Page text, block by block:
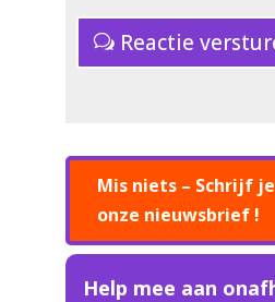
Reactie
Mis niets – Schrijf
onze nieuwsbrief !
Help mee aan